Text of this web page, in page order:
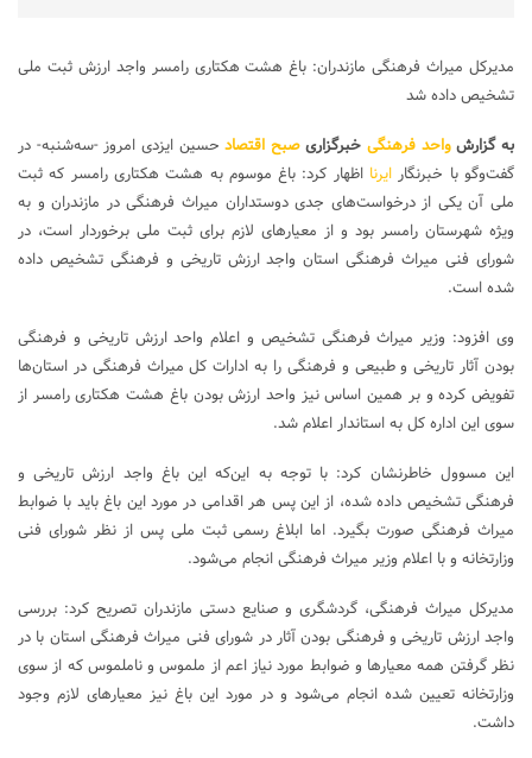
مدیرکل میراث فرهنگی مازندران: باغ هشت هکتاری رامسر واجد ارزش ثبت ملی
تشخیص داده شد
به گزارشواحد فرهنگی خبرگزاریصبح اقتصادحسین ایزدی امروز -سه‌شنبه- در
گفت‌وگو با خبرنگار ایرنا اظهار کرد: باغ موسوم به هشت هکتاری رامسر که ثبت
ملی آن یکی از درخواست‌های جدی دوستداران میراث فرهنگی در مازندران و به
ویژه شهرستان رامسر بود و از معیارهای لازم برای ثبت ملی برخوردار است، در
شورای فنی میراث فرهنگی استان واجد ارزش تاریخی و فرهنگی تشخیص داده
شده است.
وی افزود: وزیر میراث فرهنگی تشخیص و اعلام واحد ارزش تاریخی و فرهنگی
بودن آثار تاریخی و طبیعی و فرهنگی را به ادارات کل میراث فرهنگی در استان‌ها
تفویض کرده و بر همین اساس نیز واحد ارزش بودن باغ هشت هکتاری رامسر از
سوی این اداره کل به استاندار اعلام شد.
این مسوول خاطرنشان کرد: با توجه به این‌که این باغ واجد ارزش تاریخی و
فرهنگی تشخیص داده شده، از این پس هر اقدامی در مورد این باغ باید با ضوابط
میراث فرهنگی صورت بگیرد. اما ابلاغ رسمی ثبت ملی پس از نظر شورای فنی
وزارتخانه و با اعلام وزیر میراث فرهنگی انجام می‌شود.
مدیرکل میراث فرهنگی، گردشگری و صنایع دستی مازندران تصریح کرد: بررسی
واجد ارزش تاریخی و فرهنگی بودن آثار در شورای فنی میراث فرهنگی استان با در
نظر گرفتن همه معیارها و ضوابط مورد نیاز اعم از ملموس و ناملموس که از سوی
وزارتخانه تعیین شده انجام می‌شود و در مورد این باغ نیز معیارهای لازم وجود
داشت.